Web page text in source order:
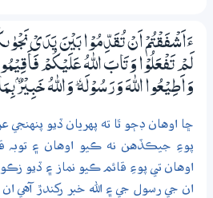
ءَاَشْفَقْتُمْ اَنْ تُقَدِّمُوْا بَيْنَ يَدَيْ
لَمْ تَفْعَلُوْا وَتَابَ اللّٰهُ عَلَيْكُمْ
وَاَطِيْعُوا اللّٰهَ وَرَسُوْلَهٗ ۭ وَاللّٰهُ خَبِيْرٌۢ
ڇا اوهان ڊڄو ٿا ته پهريان ڏيو
پوءِ جيڪڏهن نه ڪيو اوهان ۽ توبہ
اوهان تي پوءِ قائم ڪيو نماز ۽ ڏيو
ان جي رسول جي ۽ الله خبر رکندڙ آهي